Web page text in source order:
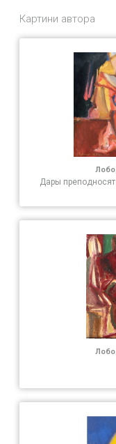
Картини автора
Дары преподносят